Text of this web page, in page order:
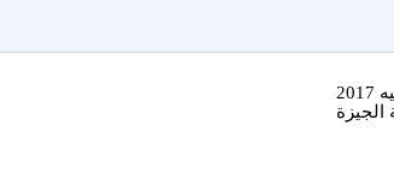
خرجت على المعاش فى شهر يونيه 2017
الجيزة